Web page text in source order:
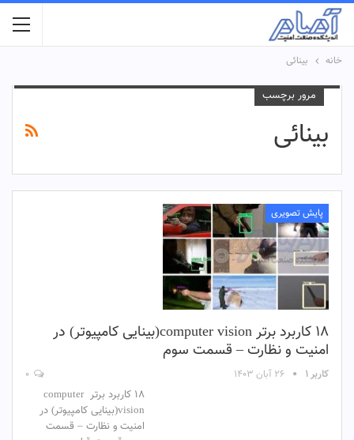
خانه بینائی
مرور برچسب
بینائی
پایش تصویری
18 کاربرد برتر computer vision(بینایی کامپیوتر) در
امنیت و نظارت – قسمت سوم
کاربر ۱ ۲۶ آبان ۱۴۰۳
18 کاربرد برتر computer
vision(بینایی کامپیوتر) در
امنیت و نظارت – قسمت